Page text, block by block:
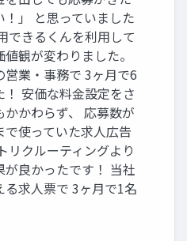
！」 と思っていました
できるくんを利用して
観が変わりました。
営業・事務で 3ヶ月で6
！ 安価な料金設定をさ
かかわらず、 応募数が
で使っていた求人広告
リクルーティングより
が良かったです！ 当社
る求人票で 3ヶ月で1名